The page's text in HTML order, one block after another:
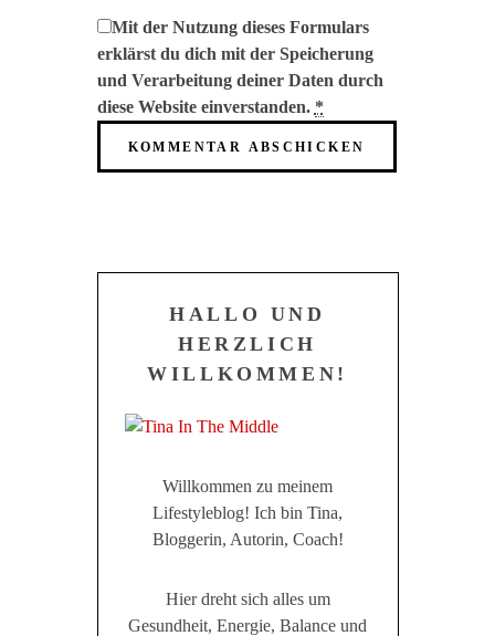
Mit der Nutzung dieses Formulars
erklärst du dich mit der Speicherung
und Verarbeitung deiner Daten durch
diese Website einverstanden. *
HALLO UND
HERZLICH
WILLKOMMEN!
Willkommen zu meinem
Lifestyleblog! Ich bin Tina,
Bloggerin, Autorin, Coach!
Hier dreht sich alles um
Gesundheit, Energie, Balance und